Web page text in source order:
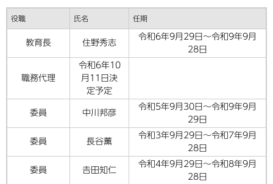
役職 氏名 任期
教育長 住野秀志
令和6年9月29日～令和9年9月
28日
職務代理
令和6年10
月11日決
定予定
委員 中川邦彦
令和5年9月30日～令和9年9月
29日
委員 長谷薫
令和3年9月29日～令和7年9月
28日
委員 𠮷田知仁
令和4年9月29日～令和8年9月
28日